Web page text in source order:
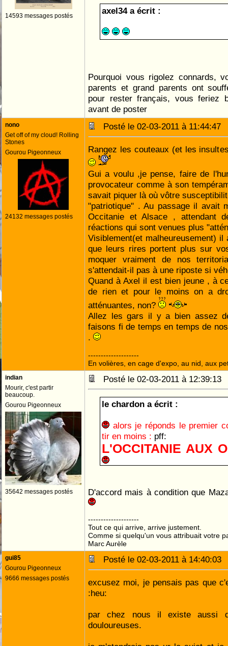
14593 messages postés axel34 a écrit :
Pourquoi vous rigolez connards,
parents et grand parents ont
pour rester français, vous feriez
avant de poster
nono
Get off of my cloud! Rolling
Stones
Gourou Pigeonneux
24132 messages postés
Posté le 02-03-2011 à 11:44:47
Rangez les couteaux (et les
Gui a voulu ,je pense, faire de
provocateur comme à son
savait piquer là où vôtre
"patriotique" . Au passage il avait
Occitanie et Alsace , attendant
réactions qui sont venues plus
Visiblement(et malheureusement)
que leurs rires portent plus sur
moquer vraiment de nos
s'attendait-il pas à une riposte si
Quand à Axel il est bien jeune , à
de rien et pour le moins on a
atténuantes, non?
Allez les gars il y a bien assez
faisons fi de temps en temps de
.
--------------------
En volières, en cage d'expo, au nid, aux
indian
Mourir, c'est partir
beaucoup.
Gourou Pigeonneux
35642 messages postés
Posté le 02-03-2011 à
le chardon a écrit :
alors je réponds le premier
tir en moins : pff:
L'OCCITANIE AUX
D'accord mais à condition que
--------------------
Tout ce qui arrive, arrive justement.
Comme si quelqu'un vous attribuait votre
Marc Aurèle
gui85
Gourou Pigeonneux
9666 messages postés
Posté le 02-03-2011 à
excusez moi, je pensais pas que
:heu:
par chez nous il existe aussi
douloureuses.